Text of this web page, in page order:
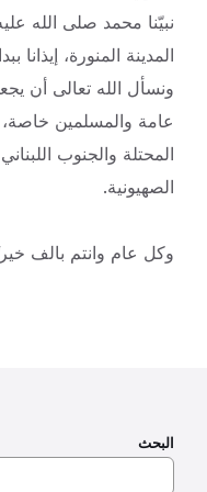
نبيّنا محمد صلى الله
المدينة المنورة، إيذانا
ونسأل الله تعالى أن
عامة والمسلمين
المحتلة والجنوب
الصهيونية.
وكل عام وانتم بالف
البحث